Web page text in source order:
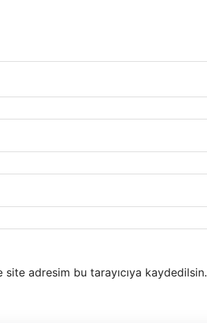
site adresim bu tarayıcıya kaydedilsin.